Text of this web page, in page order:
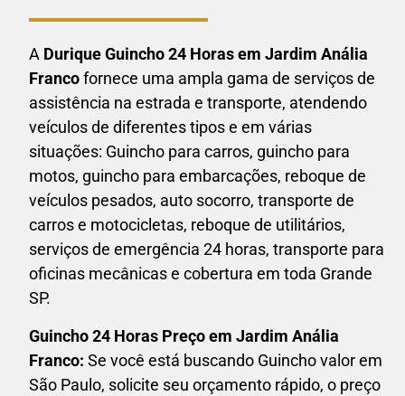
A Durique Guincho 24 Horas em Jardim Anália
Francofornece uma ampla gama de serviços de
assistência na estrada e transporte, atendendo
veículos de diferentes tipos e em várias
situações: Guincho para carros, guincho para
motos, guincho para embarcações, reboque de
veículos pesados, auto socorro, transporte de
carros e motocicletas, reboque de utilitários,
serviços de emergência 24 horas, transporte para
oficinas mecânicas e cobertura em toda Grande
SP.
Guincho 24 Horas Preço em Jardim Anália
Franco: Se você está buscando Guincho valor em
São Paulo, solicite seu orçamento rápido, o preço